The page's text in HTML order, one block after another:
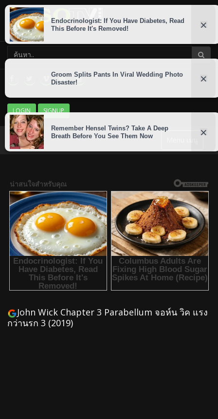
LOGIN SIGNUP
John Wick Chapter 3 Parabellum จอห์น วิค แรง
กว่านรก 3 (2019)